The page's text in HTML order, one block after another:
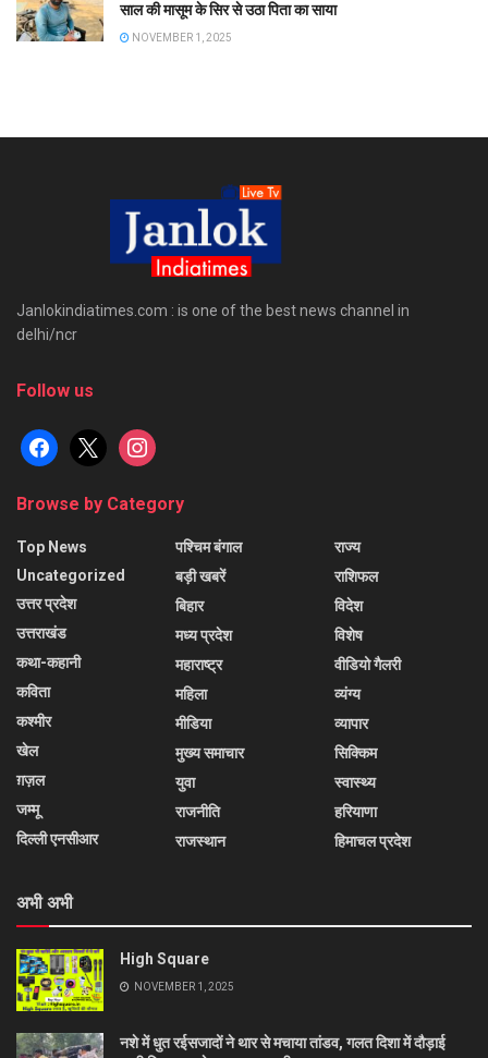
साल की मासूम के सिर से उठा पिता का साया
NOVEMBER 1, 2025
Janlokindiatimes.com : is one of the best news channel in
delhi/ncr
Follow us
facebook
x instagram
Browse by Category
Top News
Uncategorized
उत्तर प्रदेश
उत्तराखंड
कथा-कहानी
कविता
कश्मीर
खेल
ग़ज़ल
जम्मू
दिल्ली एनसीआर
पश्चिम बंगाल
बड़ी खबरें
बिहार
मध्य प्रदेश
महाराष्ट्र
महिला
मीडिया
मुख्य समाचार
युवा
राजनीति
राजस्थान
राज्य
राशिफल
विदेश
विशेष
वीडियो गैलरी
व्यंग्य
व्यापार
सिक्किम
स्वास्थ्य
हरियाणा
हिमाचल प्रदेश
अभी अभी
High Square
NOVEMBER 1, 2025
नशे में धुत रईसजादों ने थार से मचाया तांडव, गलत दिशा में दौड़ाई